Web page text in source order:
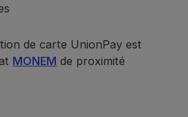
de carte UnionPay est
MONEM de proximité